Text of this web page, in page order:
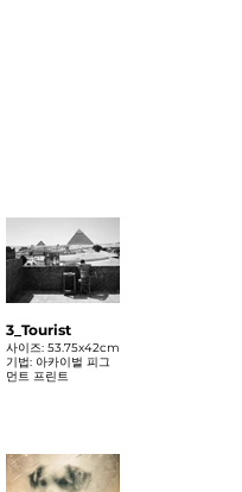
3_Tourist
사이즈: 53.75x42cm
기법: 아카이벌 피그
먼트 프린트